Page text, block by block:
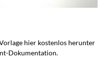
hier kostenlos herunter
Dokumentation.